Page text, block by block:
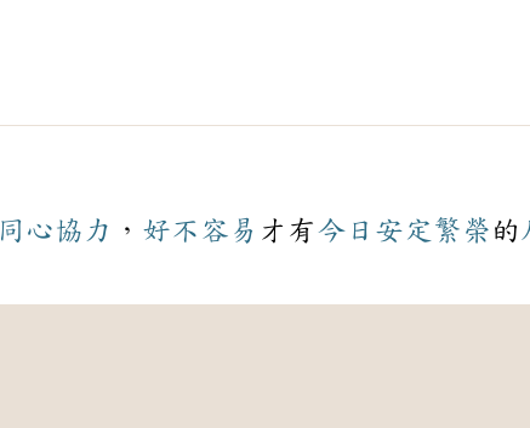
同心協力 ， 好不容易 才有今日 安定 繁榮 的